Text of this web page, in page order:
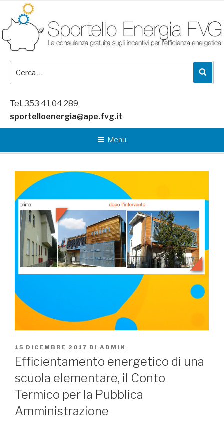
contenuto
Tel. 353 41 04 289
sportelloenergia@ape.fvg.it
Menu
PUBBLICATO
IL
15 DICEMBRE 2017 DI ADMIN
Efficientamento energetico di una
scuola elementare, il Conto
Termico per la Pubblica
Amministrazione